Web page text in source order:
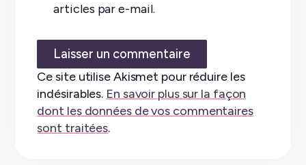
articles par e-mail.
Ce site utilise Akismet pour réduire les
indésirables. En savoir plus sur la façon
dont les données de vos commentaires
sont traitées.